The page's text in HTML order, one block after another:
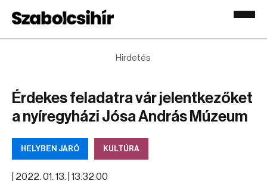
Hirdetés
Érdekes feladatra vár jelentkezőket
a nyíregyházi Jósa András Múzeum
HELYBEN JÁRÓ KULTÚRA
2022. 01. 13. | 13:32:00